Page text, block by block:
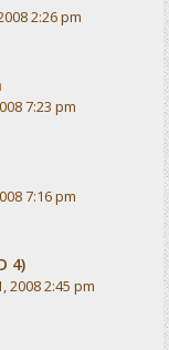
2:26 pm
7:23 pm
7:16 pm
4)
2008 2:45 pm